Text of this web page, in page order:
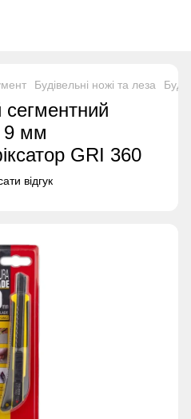
Будівельні ножі та леза
сегментний
9 мм
GRI 360
відгук